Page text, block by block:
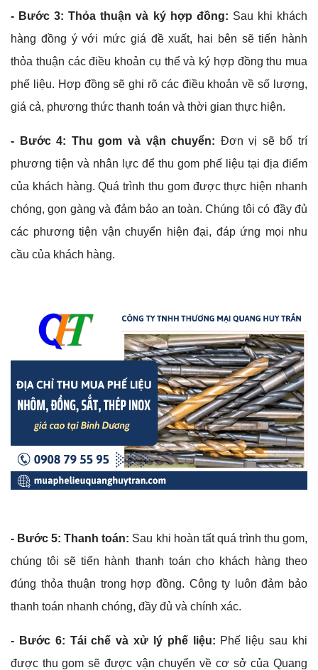
- Bước 3: Thỏa thuận và ký hợp đồng: Sau khi khách
hàng đồng ý với mức giá đề xuất, hai bên sẽ tiến hành
thỏa thuận các điều khoản cụ thể và ký hợp đồng thu mua
phế liệu. Hợp đồng sẽ ghi rõ các điều khoản về số lượng,
giá cả, phương thức thanh toán và thời gian thực hiện.
- Bước 4: Thu gom và vận chuyển: Đơn vị sẽ bố trí
phương tiện và nhân lực để thu gom phế liệu tại địa điểm
của khách hàng. Quá trình thu gom được thực hiện nhanh
chóng, gọn gàng và đảm bảo an toàn. Chúng tôi có đầy đủ
các phương tiện vận chuyển hiện đại, đáp ứng mọi nhu
cầu của khách hàng.
- Bước 5: Thanh toán: Sau khi hoàn tất quá trình thu gom,
chúng tôi sẽ tiến hành thanh toán cho khách hàng theo
đúng thỏa thuận trong hợp đồng. Công ty luôn đảm bảo
thanh toán nhanh chóng, đầy đủ và chính xác.
- Bước 6: Tái chế và xử lý phế liệu: Phế liệu sau khi
được thu gom sẽ được vận chuyển về cơ sở của Quang